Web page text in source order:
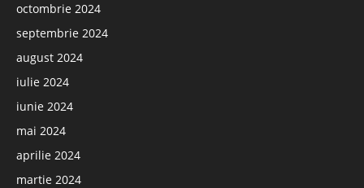
octombrie 2024
septembrie 2024
august 2024
iulie 2024
iunie 2024
mai 2024
aprilie 2024
martie 2024